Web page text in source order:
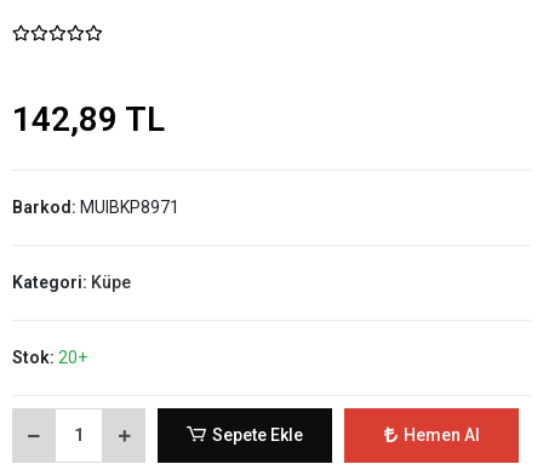
142,89 TL
Barkod: MUIBKP8971
Kategori: Küpe
Stok: 20+
Sepete Ekle Hemen Al